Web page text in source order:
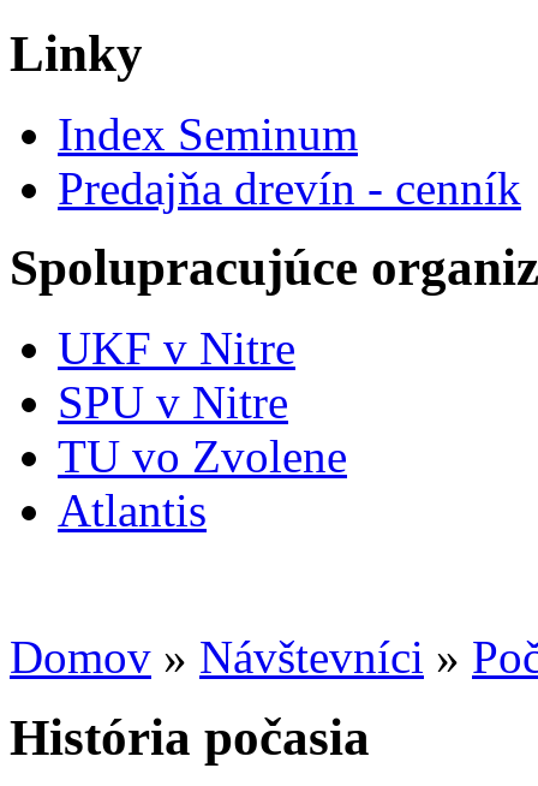
Linky
Index Seminum
Predajňa drevín - cenník
Spolupracujúce
UKF v Nitre
SPU v Nitre
TU vo Zvolene
Atlantis
Domov » Návštevníci »
História počasia